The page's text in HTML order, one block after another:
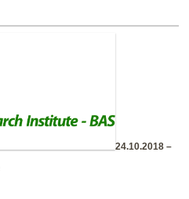
24.10.2018 –